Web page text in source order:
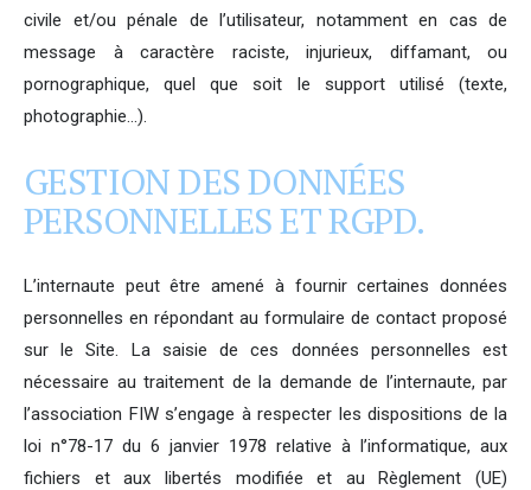
civile et/ou pénale de l’utilisateur, notamment en cas de
message à caractère raciste, injurieux, diffamant, ou
pornographique, quel que soit le support utilisé (texte,
photographie…).
GESTION DES DONNÉES
PERSONNELLES ET RGPD.
L’internaute peut être amené à fournir certaines données
personnelles en répondant au formulaire de contact proposé
sur le Site. La saisie de ces données personnelles est
nécessaire au traitement de la demande de l’internaute, par
l’association FIW s’engage à respecter les dispositions de la
loi n°78-17 du 6 janvier 1978 relative à l’informatique, aux
fichiers et aux libertés modifiée et au Règlement (UE)